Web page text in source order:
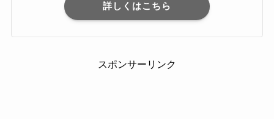
詳しくはこちら
スポンサーリンク